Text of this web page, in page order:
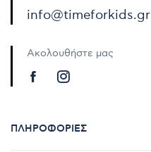
info@timeforkids.gr
Ακολουθήστε μας
ΠΛΗΡΟΦΟΡΊΕΣ